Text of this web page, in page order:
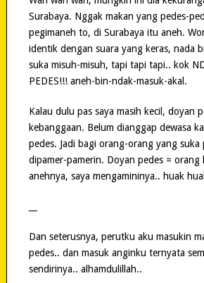
Surabaya. Nggak makan yang pedes-
pegimaneh to, di Surabaya itu aneh.
identik dengan suara yang keras, nada
suka misuh-misuh, tapi tapi tapi.. kok
PEDES!!! aneh-bin-ndak-masuk-akal.
Kalau dulu pas saya masih kecil, doyan
kebanggaan. Belum dianggap dewasa
pedes. Jadi bagi orang-orang yang suka
dipamer-pamerin. Doyan pedes = orang
anehnya, saya mengamininya.. huak
Dan seterusnya, perutku aku masukin
pedes.. dan masuk anginku ternyata
sendirinya.. alhamdulillah..